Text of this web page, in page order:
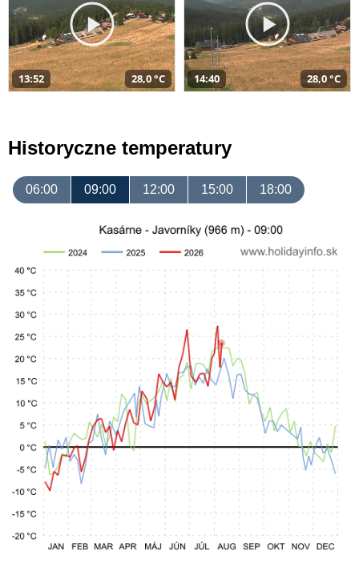
13:52 28,0 °C 14:40 28,0 °C
Historyczne temperatury
06:00 09:00 12:00 15:00 18:00